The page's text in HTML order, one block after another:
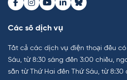
Facebook
Instagram
Youtube
LinkedInBluesky
Các số dịch vụ
Tất cả các dịch vụ điện thoại đều
Sáu, từ 8:30 sáng đến 3:00 chiều,
sẵn từ Thứ Hai đến Thứ Sáu, từ 8:30